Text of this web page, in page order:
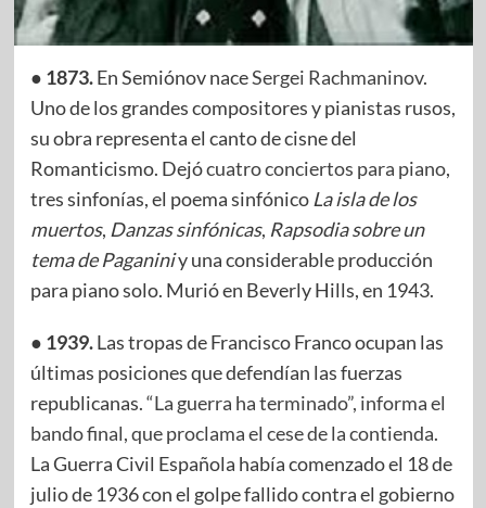
● 1873.En Semiónov naceSergei Rachmaninov.
Uno de los grandes compositores y pianistas rusos,
su obra representa el canto de cisne del
Romanticismo. Dejócuatro conciertos para piano,
tres sinfonías, el poema sinfónico La isla de los
muertos, Danzas sinfónicas, Rapsodia sobre un
tema de Paganiniy una considerable producción
para piano solo. Murió en Beverly Hills, en 1943.
● 1939.Las tropas de Francisco Franco ocupan las
últimas posiciones que defendían las fuerzas
republicanas.“La guerra ha terminado”, informa el
bando final, que proclama el cese de la contienda.
La Guerra Civil Española había comenzado el 18 de
julio de 1936 con el golpe fallido contra el gobierno